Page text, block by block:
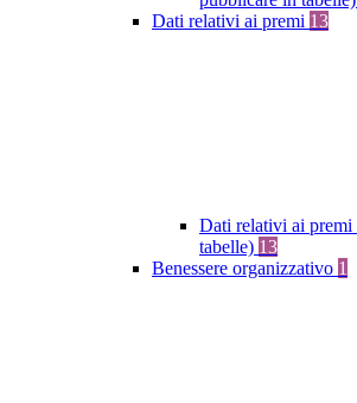
Dati relativi ai premi 13
Dati relativi ai premi
tabelle) 13
Benessere organizzativo 1